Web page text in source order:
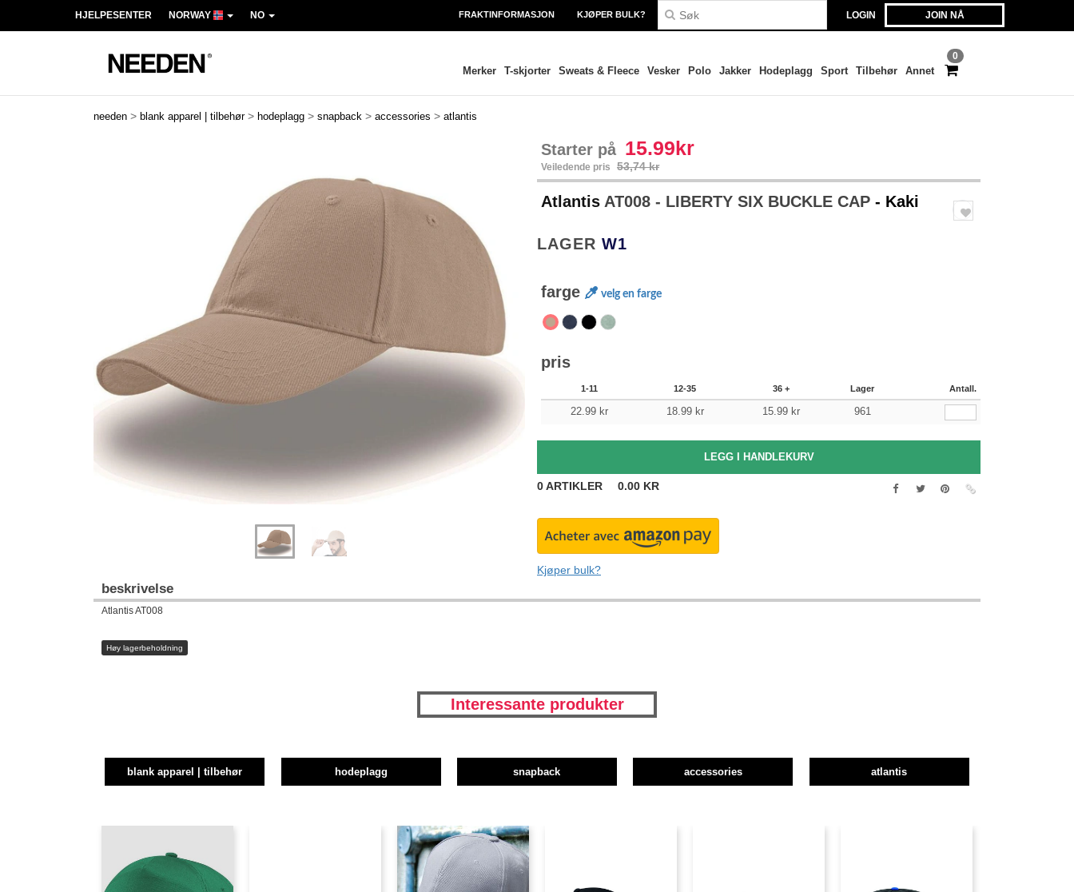
LOGIN JOIN NÅ
HJELPESENTER NORWAY NO FRAKTINFORMASJON KJØPER BULK?
0
Merker T-skjorter Sweats & Fleece Vesker Polo Jakker Hodeplagg Sport Tilbehør Annet
needen > blank apparel | tilbehør > hodeplagg > snapback > accessories > atlantis
Starter på 15.99kr
Veiledende pris 53,74 kr
Atlantis AT008 - LIBERTY SIX BUCKLE CAP - Kaki
LAGER W1
farge velg en farge
pris
1-11 12-35 36 + Lager Antall.
22.99 kr 18.99 kr 15.99 kr 961
0ARTIKLER 0.00 KR
Kjøper bulk?
beskrivelse
Atlantis AT008
Høy lagerbeholdning
Interessante produkter
blank apparel | tilbehør hodeplagg snapback accessories atlantis